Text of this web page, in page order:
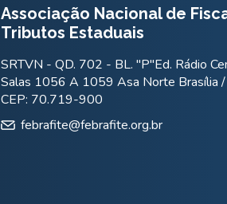
Associação Nacional de
Tributos Estaduais
SRTVN - QD. 702 - BL. "P"Ed. Rádio
Salas 1056 A 1059 Asa Norte Brasília
CEP: 70.719-900
febrafite@febrafite.org.br